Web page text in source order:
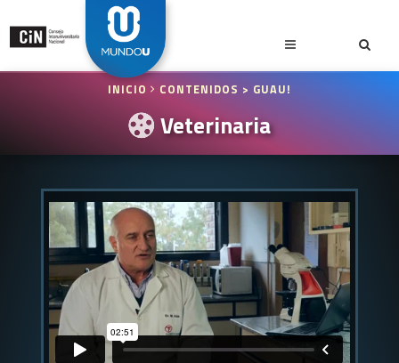
INICIO CONTENIDOS > GUAU!
Veterinaria